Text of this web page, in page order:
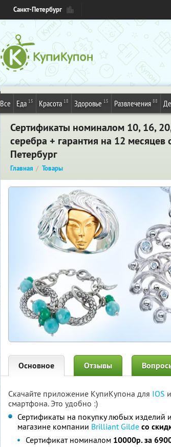
Санкт-Петербург
Все Еда 15 Красота 18 Здоровье 15 Развлечения 88
Сертификаты номиналом 10, 16,
серебра + гарантия на 12
Петербург
Главная Товары
Основное Отзывы
Скачайте приложение КупиКупона для IOS
смартфона. Это удобно :)
Сертификаты на покупку любых изделий
магазине компании Brilliant Gilde со
Сертификат номиналом 10000р. за